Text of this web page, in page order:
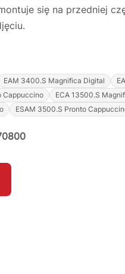
się na przedniej
EAM 3400.S Magnifica Digital
Cappuccino
ECA 13500.S
ESAM 3500.S Pronto